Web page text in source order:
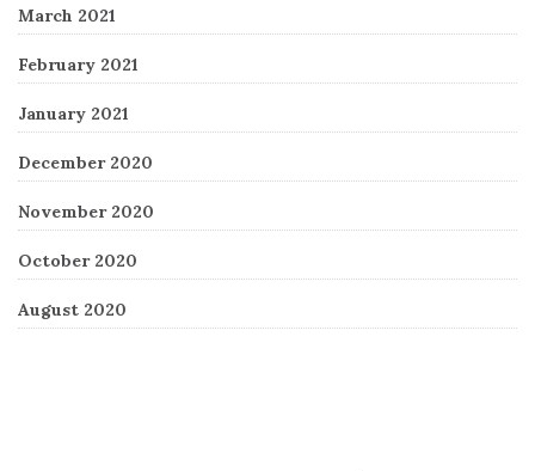
March 2021
February 2021
January 2021
December 2020
November 2020
October 2020
August 2020